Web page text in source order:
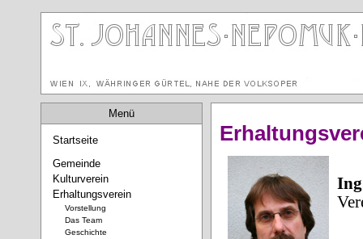
Menü
Startseite
Gemeinde
Kulturverein
Erhaltungsverein
Vorstellung
Das Team
Geschichte